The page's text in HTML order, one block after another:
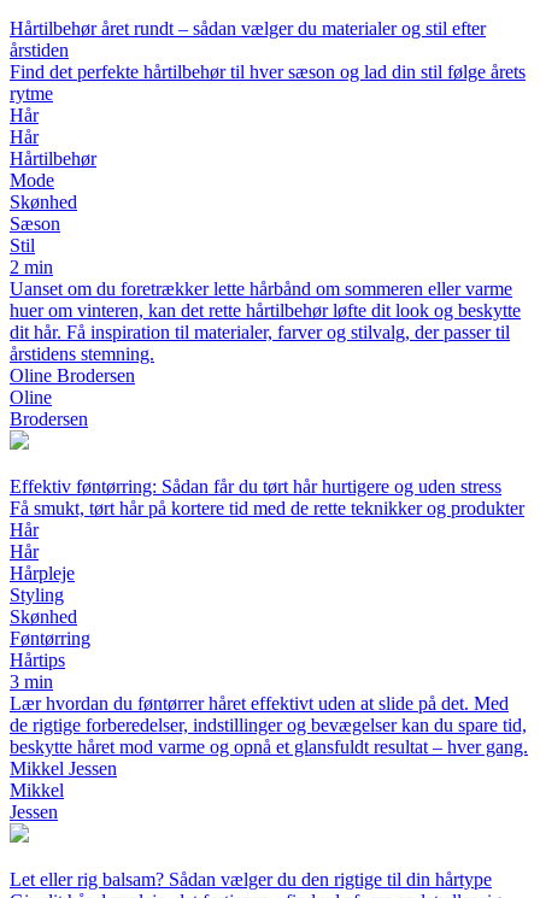
Hårtilbehør året rundt – sådan vælger du materialer og stil efter
årstiden
Find det perfekte hårtilbehør til hver sæson og lad din stil følge årets
rytme
Hår
Hår
Hårtilbehør
Mode
Skønhed
Sæson
Stil
2 min
Uanset om du foretrækker lette hårbånd om sommeren eller varme
huer om vinteren, kan det rette hårtilbehør løfte dit look og beskytte
dit hår. Få inspiration til materialer, farver og stilvalg, der passer til
årstidens stemning.
Oline Brodersen
Oline
Brodersen
Effektiv føntørring: Sådan får du tørt hår hurtigere og uden stress
Få smukt, tørt hår på kortere tid med de rette teknikker og produkter
Hår
Hår
Hårpleje
Styling
Skønhed
Føntørring
Hårtips
3 min
Lær hvordan du føntørrer håret effektivt uden at slide på det. Med
de rigtige forberedelser, indstillinger og bevægelser kan du spare tid,
beskytte håret mod varme og opnå et glansfuldt resultat – hver gang.
Mikkel Jessen
Mikkel
Jessen
Let eller rig balsam? Sådan vælger du den rigtige til din hårtype